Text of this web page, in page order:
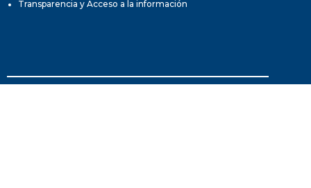
Transparencia y Acceso a la información